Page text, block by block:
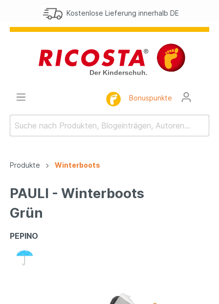
Kostenlose Lieferung innerhalb DE
Bonuspunkte
Produkte Winterboots
PAULI - Winterboots
Grün
PEPINO